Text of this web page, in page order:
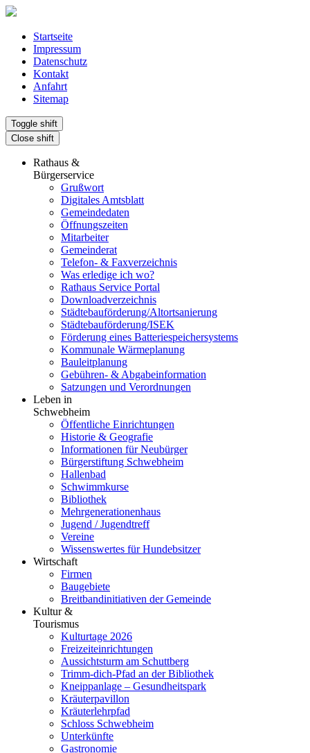
Startseite
Impressum
Datenschutz
Kontakt
Anfahrt
Sitemap
Toggle shift
Close shift
Rathaus &
Bürgerservice
Grußwort
Digitales Amtsblatt
Gemeindedaten
Öffnungszeiten
Mitarbeiter
Gemeinderat
Telefon- & Faxverzeichnis
Was erledige ich wo?
Rathaus Service Portal
Downloadverzeichnis
Städtebauförderung/Altortsanierung
Städtebauförderung/ISEK
Förderung eines Batteriespeichersystems
Kommunale Wärmeplanung
Bauleitplanung
Gebühren- & Abgabeinformation
Satzungen und Verordnungen
Leben in
Schwebheim
Öffentliche Einrichtungen
Historie & Geografie
Informationen für Neubürger
Bürgerstiftung Schwebheim
Hallenbad
Schwimmkurse
Bibliothek
Mehrgenerationenhaus
Jugend / Jugendtreff
Vereine
Wissenswertes für Hundebsitzer
Wirtschaft
Firmen
Baugebiete
Breitbandinitiativen der Gemeinde
Kultur &
Tourismus
Kulturtage 2026
Freizeiteinrichtungen
Aussichtsturm am Schuttberg
Trimm-dich-Pfad an der Bibliothek
Kneippanlage – Gesundheitspark
Kräuterpavillon
Kräuterlehrpfad
Schloss Schwebheim
Unterkünfte
Gastronomie